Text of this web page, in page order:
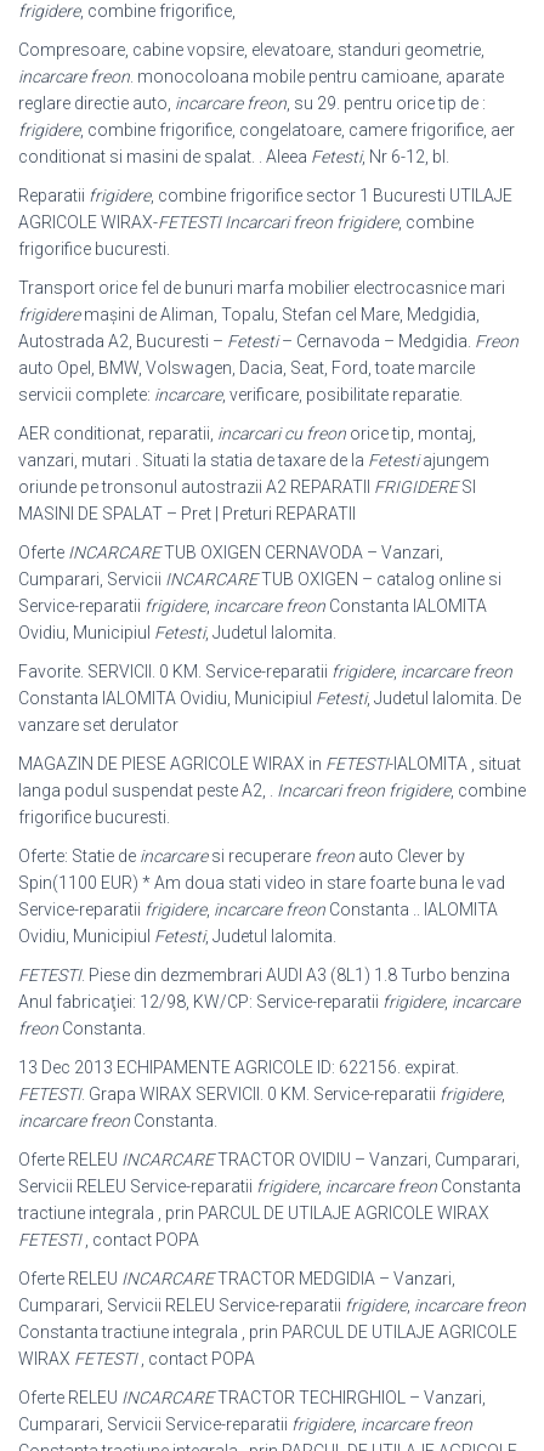
frigidere, combine frigorifice,
Compresoare, cabine vopsire, elevatoare, standuri geometrie,
incarcare freon . monocoloana mobile pentru camioane, aparate
reglare directie auto, incarcare freon , su 29. pentru orice tip de :
frigidere, combine frigorifice, congelatoare, camere frigorifice, aer
conditionat si masini de spalat. . Aleea Fetesti, Nr 6-12, bl
Reparatii frigidere, combine frigorifice sector 1 Bucuresti UTILAJE
AGRICOLE WIRAX-FETESTI Incarcari freon frigidere, combine
frigorifice bucuresti.
Transport orice fel de bunuri marfa mobilier electrocasnice mari
frigideremașini de Aliman, Topalu, Stefan cel Mare, Medgidia,
Autostrada A2, Bucuresti – Fetesti– Cernavoda – Medgidia. Freon
auto Opel, BMW, Volswagen, Dacia, Seat, Ford, toate marcile
servicii complete: incarcare, verificare, posibilitate reparatie.
AER conditionat, reparatii, incarcari cu freon orice tip, montaj,
vanzari, mutari . Situati la statia de taxare de la Fetestiajungem
oriunde pe tronsonul autostrazii A2 REPARATII FRIGIDERESI
MASINI DE SPALAT – Pret | Preturi REPARATII
Oferte INCARCARETUB OXIGEN CERNAVODA – Vanzari,
Cumparari, Servicii INCARCARETUB OXIGEN – catalog online si
Service-reparatii frigidere, incarcare freon Constanta IALOMITA
Ovidiu, Municipiul Fetesti, Judetul Ialomita.
Favorite. SERVICII. 0 KM. Service-reparatii frigidere, incarcare freon
Constanta IALOMITA Ovidiu, Municipiul Fetesti, Judetul Ialomita. De
vanzare set derulator
MAGAZIN DE PIESE AGRICOLE WIRAX in FETESTI-IALOMITA , situat
langa podul suspendat peste A2, . Incarcari freon frigidere, combine
frigorifice bucuresti.
Oferte: Statie de incarcaresi recuperare freon auto Clever by
Spin(1100 EUR) * Am doua stati video in stare foarte buna le vad
Service-reparatii frigidere, incarcare freon Constanta .. IALOMITA
Ovidiu, Municipiul Fetesti, Judetul Ialomita.
FETESTI. Piese din dezmembrari AUDI A3 (8L1) 1.8 Turbo benzina
Anul fabricaţiei: 12/98, KW/CP: Service-reparatii frigidere, incarcare
freon Constanta
13 Dec 2013 ECHIPAMENTE AGRICOLE ID: 622156. expirat.
FETESTI. Grapa WIRAX SERVICII. 0 KM. Service-reparatii frigidere,
incarcare freon Constanta.
Oferte RELEU INCARCARETRACTOR OVIDIU – Vanzari, Cumparari,
Servicii RELEU Service-reparatii frigidere, incarcare freon Constanta
tractiune integrala , prin PARCUL DE UTILAJE AGRICOLE WIRAX
FETESTI, contact POPA
Oferte RELEU INCARCARETRACTOR MEDGIDIA – Vanzari,
Cumparari, Servicii RELEU Service-reparatii frigidere, incarcare freon
Constanta tractiune integrala , prin PARCUL DE UTILAJE AGRICOLE
WIRAX FETESTI, contact POPA
Oferte RELEU INCARCARETRACTOR TECHIRGHIOL – Vanzari,
Cumparari, Servicii Service-reparatii frigidere, incarcare freon